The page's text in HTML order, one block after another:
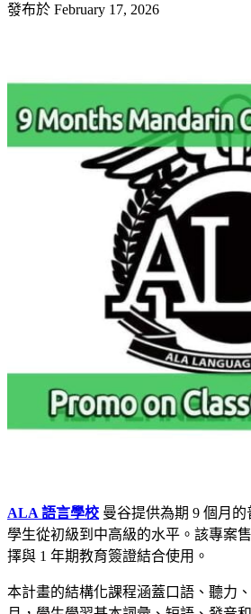
發布於 February 17, 2026
ALA 語言學校 曼谷提供為期 9 個月
學生從初級到中高級的水平。該專案
擇與 1 年期教育簽證結合使用。
本計畫的結構化課程涵蓋口語、聽力